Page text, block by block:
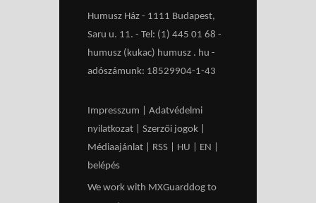
Humusz Ház - 1111 Budapest,
Saru u. 11. - Tel: (1) 445 01 68 -
humusz (kukac) humusz . hu -
adószámunk: 18529904-1-43
Impresszum
Adatvédelmi
nyilatkozat
Szerzői jogok
Médiaajánlat
RSS HU EN
belépés
We work with MXGuarddog to